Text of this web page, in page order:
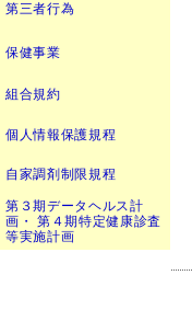
第三者行為
保健事業
組合規約
個人情報保護規程
自家調剤制限規程
第３期データヘルス計
画・ 第４期特定健康診査
等実施計画